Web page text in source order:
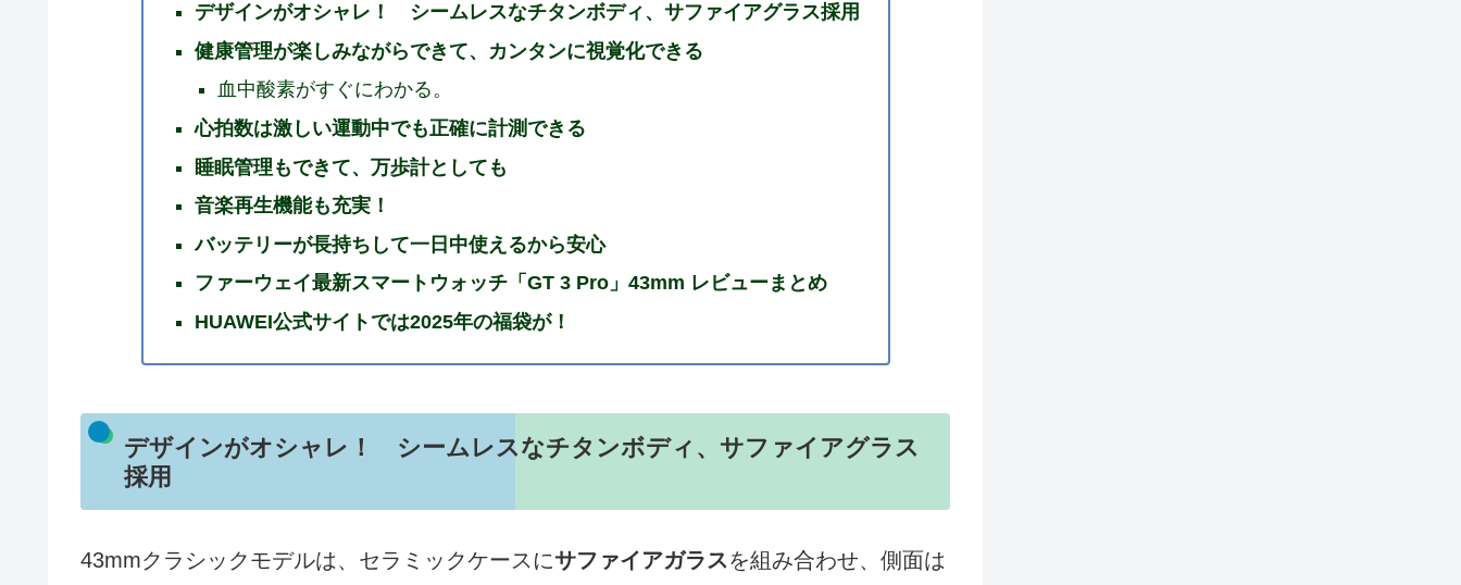
デザインがオシャレ！ シームレスなチタンボディ、サファイアグラス採用
健康管理が楽しみながらできて、カンタンに視覚化できる
血中酸素がすぐにわかる。
心拍数は激しい運動中でも正確に計測できる
睡眠管理もできて、万歩計としても
音楽再生機能も充実！
バッテリーが長持ちして一日中使えるから安心
ファーウェイ最新スマートウォッチ「GT 3 Pro」43mm レビューまとめ
HUAWEI公式サイトでは2025年の福袋が！
デザインがオシャレ！ シームレスなチタンボディ、サファイアグラス
採用
43mmクラシックモデルは、セラミックケースにサファイアガラスを組み合わせ、側面は